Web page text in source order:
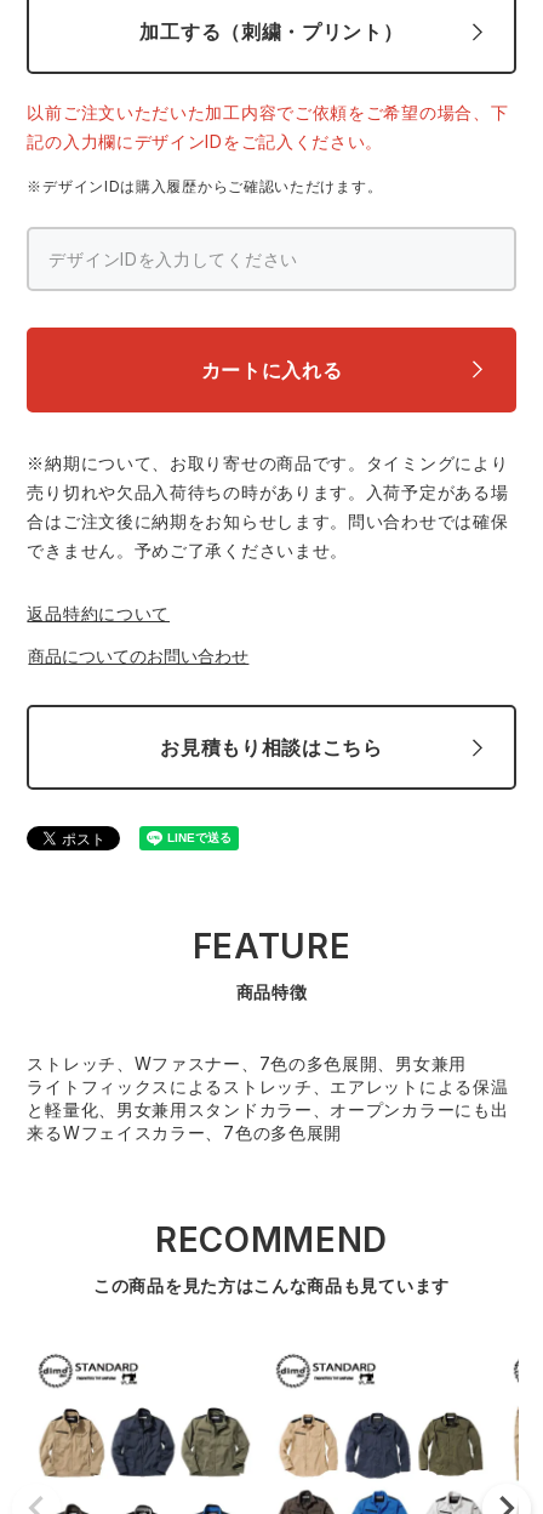
カジュアル
藤井電工
福山ゴム工業 ビッグボーン商事株式会社
加工する（刺繍・プリント）
以前ご注文いただいた加工内容でご依頼をご希望の場合、下
記の入力欄にデザインIDをご記入ください。
※デザインIDは購入履歴からご確認いただけます。
カートに入れる
※納期について、お取り寄せの商品です。タイミングにより
売り切れや欠品入荷待ちの時があります。入荷予定がある場
合はご注文後に納期をお知らせします。問い合わせでは確保
できません。予めご了承くださいませ。
返品特約について
商品についてのお問い合わせ
お見積もり相談はこちら
FEATURE
商品特徴
ストレッチ、Wファスナー、7色の多色展開、男女兼用
ライトフィックスによるストレッチ、エアレットによる保温
と軽量化、男女兼用スタンドカラー、オープンカラーにも出
来るWフェイスカラー、7色の多色展開
RECOMMEND
この商品を見た方はこんな商品も見ています